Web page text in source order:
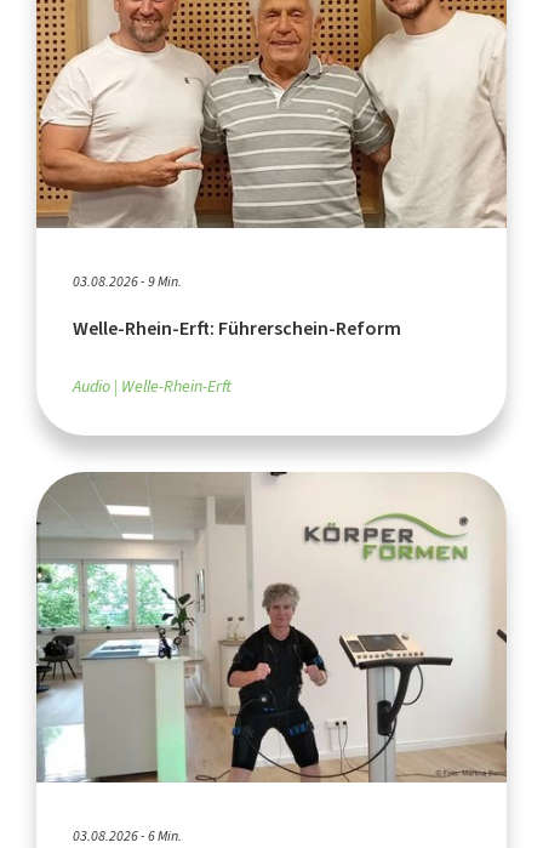
03.08.2026 - 9 Min.
Welle-Rhein-Erft: Führerschein-Reform
Audio Welle-Rhein-Erft
03.08.2026 - 6 Min.